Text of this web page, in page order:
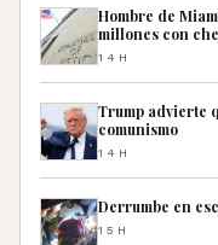
Hombre de
millones con
14H
Trump advierte
comunismo
14H
Derrumbe en
15H